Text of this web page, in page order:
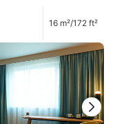
16 m²/172 ft²